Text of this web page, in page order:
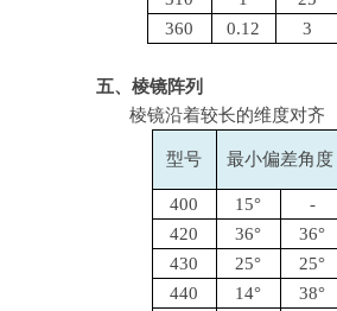
360
0.12 3
五、棱镜阵列
棱镜沿着较长的维度对齐
型号 最小偏差角度
400
15° -
420
36° 36°
430
25° 25°
440
14° 38°